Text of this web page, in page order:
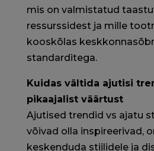
mis on valmistatud
ressurssidest ja mille
kooskõlas
standarditega.
Kuidas vältida ajutisi
pikaajalist väärtust
Ajutised trendid vs ajatu
võivad olla inspireerivad,
keskenduda stiilidele ja